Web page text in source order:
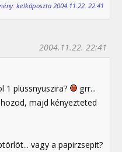
kelkáposzta 2004.11.22. 22:41
2004.11.22. 22:41
1 plüssnyuszira?
grr...
majd kényezteted
vagy a papirzsepit?